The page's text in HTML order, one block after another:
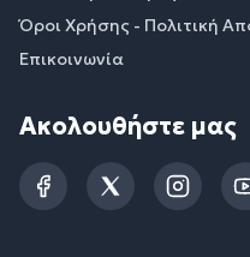
Όροι Χρήσης - Πολιτική
Επικοινωνία
Ακολουθήστε μας
FacebookTwitter